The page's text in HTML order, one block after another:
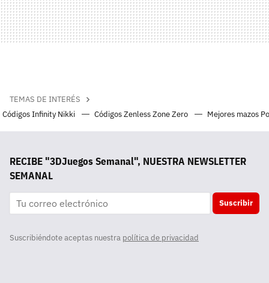
TEMAS DE INTERÉS
Códigos Infinity Nikki
Códigos Zenless Zone Zero Mejores mazos
RECIBE "3DJuegos Semanal", NUESTRA NEWSLETTER
SEMANAL
Suscribir
Suscribiéndote aceptas nuestra política de privacidad